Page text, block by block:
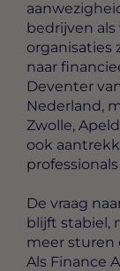
bedrijven
organisaties
naar
Deventer
Nederland,
Zwolle,
ook
De vraag
blijft stabiel,
meer sturen
Als Finance